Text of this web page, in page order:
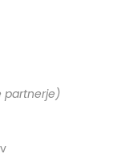
partnerje)